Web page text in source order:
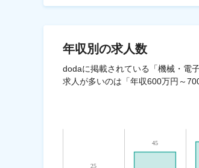
年収別の求人数
dodaに掲載されている「機械・電
求人が多いのは「年収600万円～